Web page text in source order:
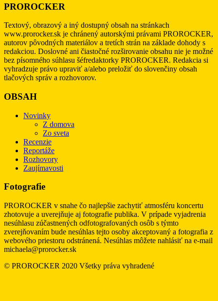
PROROCKER
Textový, obrazový a iný dostupný obsah na stránkach
www.prorocker.sk je chránený autorskými právami PROROCKER,
autorov pôvodných materiálov a tretích strán na základe dohody s
redakciou. Doslovné ani čiastočné rozširovanie obsahu nie je možné
bez písomného súhlasu šéfredaktorky PROROCKER. Redakcia si
vyhradzuje právo upraviť a/alebo preložiť do slovenčiny obsah
tlačových správ a rozhovorov.
OBSAH
Novinky
Z domova
Zo sveta
Recenzie
Reportáže
Rozhovory
Zaujímavosti
Fotografie
PROROCKER v snahe čo najlepšie zachytiť atmosféru koncertu
zhotovuje a uverejňuje aj fotografie publika. V prípade vyjadrenia
nesúhlasu zúčastnených odfotografovaných osôb s týmto
zverejňovaním bude nesúhlas tejto osoby akceptovaný a fotografia z
webového priestoru odstránená. Nesúhlas môžete nahlásiť na e-mail
michaela@prorocker.sk
© PROROCKER 2020 Všetky práva vyhradené